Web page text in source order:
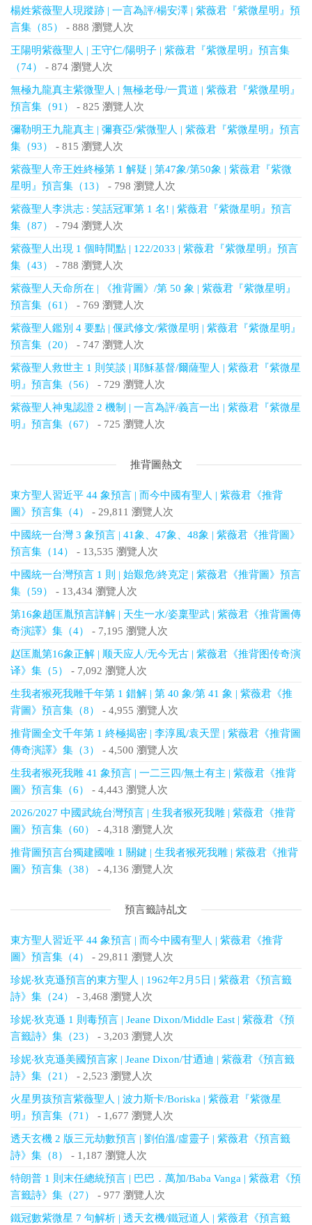
楊姓紫薇聖人現蹤跡 | 一言為評/楊安澤 | 紫薇君『紫微星明』預
言集（85）
- 888 瀏覽人次
王陽明紫薇聖人 | 王守仁/陽明子 | 紫薇君『紫微星明』預言集
（74）
- 874 瀏覽人次
無極九龍真主紫微聖人 | 無極老母/一貫道 | 紫薇君『紫微星明』
預言集（91）
- 825 瀏覽人次
彌勒明王九龍真主 | 彌賽亞/紫微聖人 | 紫薇君『紫微星明』預言
集（93）
- 815 瀏覽人次
紫薇聖人帝王姓終極第 1 解疑 | 第47象/第50象 | 紫薇君『紫微
星明』預言集（13）
- 798 瀏覽人次
紫薇聖人李洪志 : 笑話冠軍第 1 名! | 紫薇君『紫微星明』預言
集（87）
- 794 瀏覽人次
紫薇聖人出現 1 個時間點 | 122/2033 | 紫薇君『紫微星明』預言
集（43）
- 788 瀏覽人次
紫薇聖人天命所在 | 《推背圖》/第 50 象 | 紫薇君『紫微星明』
預言集（61）
- 769 瀏覽人次
紫薇聖人鑑別 4 要點 | 偃武修文/紫微星明 | 紫薇君『紫微星明』
預言集（20）
- 747 瀏覽人次
紫薇聖人救世主 1 則笑談 | 耶穌基督/爾薩聖人 | 紫薇君『紫微星
明』預言集（56）
- 729 瀏覽人次
紫薇聖人神鬼認證 2 機制 | 一言為評/義言一出 | 紫薇君『紫微星
明』預言集（67）
- 725 瀏覽人次
推背圖熱文
東方聖人習近平 44 象預言 | 而今中國有聖人 | 紫薇君《推背
圖》預言集（4）
- 29,811 瀏覽人次
中國統一台灣 3 象預言 | 41象、47象、48象 | 紫薇君《推背圖》
預言集（14）
- 13,535 瀏覽人次
中國統一台灣預言 1 則 | 始艱危/終克定 | 紫薇君《推背圖》預言
集（59）
- 13,434 瀏覽人次
第16象趙匡胤預言詳解 | 天生一水/姿稟聖武 | 紫薇君《推背圖傳
奇演譯》集（4）
- 7,195 瀏覽人次
赵匡胤第16象正解 | 顺天应人/无今无古 | 紫薇君《推背图传奇演
译》集（5）
- 7,092 瀏覽人次
生我者猴死我雕千年第 1 錯解 | 第 40 象/第 41 象 | 紫薇君《推
背圖》預言集（8）
- 4,955 瀏覽人次
推背圖全文千年第 1 終極揭密 | 李淳風/袁天罡 | 紫薇君《推背圖
傳奇演譯》集（3）
- 4,500 瀏覽人次
生我者猴死我雕 41 象預言 | 一二三四/無土有主 | 紫薇君《推背
圖》預言集（6）
- 4,443 瀏覽人次
2026/2027 中國武統台灣預言 | 生我者猴死我雕 | 紫薇君《推背
圖》預言集（60）
- 4,318 瀏覽人次
推背圖預言台獨建國唯 1 關鍵 | 生我者猴死我雕 | 紫薇君《推背
圖》預言集（38）
- 4,136 瀏覽人次
預言籤詩乩文
東方聖人習近平 44 象預言 | 而今中國有聖人 | 紫薇君《推背
圖》預言集（4）
- 29,811 瀏覽人次
珍妮‧狄克遜預言的東方聖人 | 1962年2月5日 | 紫薇君《預言籤
詩》集（24）
- 3,468 瀏覽人次
珍妮‧狄克遜 1 則毒預言 | Jeane Dixon/Middle East | 紫薇君《預
言籤詩》集（23）
- 3,203 瀏覽人次
珍妮‧狄克遜美國預言家 | Jeane Dixon/甘迺迪 | 紫薇君《預言籤
詩》集（21）
- 2,523 瀏覽人次
火星男孩預言紫薇聖人 | 波力斯卡/Boriska | 紫薇君『紫微星
明』預言集（71）
- 1,677 瀏覽人次
透天玄機 2 版三元劫數預言 | 劉伯溫/虛靈子 | 紫薇君《預言籤
詩》集（8）
- 1,187 瀏覽人次
特朗普 1 則末任總統預言 | 巴巴．萬加/Baba Vanga | 紫薇君《預
言籤詩》集（27）
- 977 瀏覽人次
鐵冠數紫微星 7 句解析 | 透天玄機/鐵冠道人 | 紫薇君《預言籤